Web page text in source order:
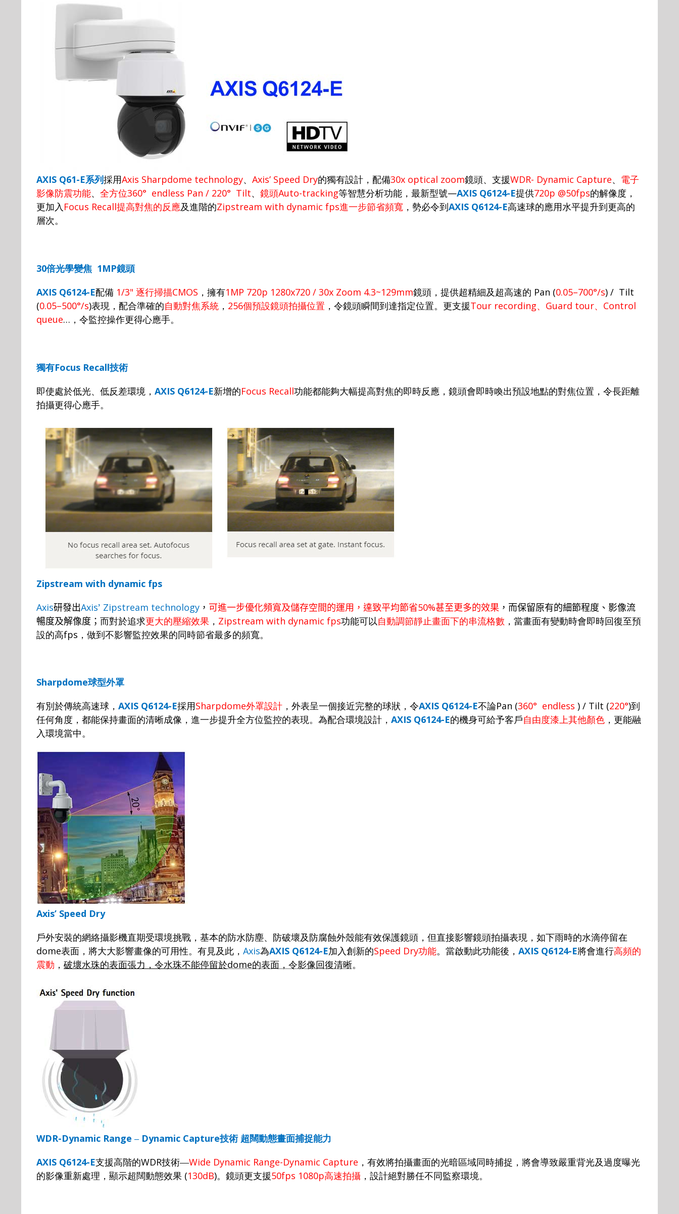
AXIS Q61-E系列採用Axis Sharpdome technology、 Axis’ Speed Dry的獨有設計，配備30x optical zoom鏡頭、支援WDR- Dynamic Capture、 電子
影像防震功能、 全方位360° endless Pan / 220° Tilt、 鏡頭Auto-tracking等智慧分析功能，最新型號—AXIS Q6124-E提供720p @50fps的解像度 ，
更加入 Focus Recall提高對焦的反應及進階的Zipstream with dynamic fps進一步節省頻寬 ， 勢必令到AXIS Q6124-E高速球的應用水平提升到更高的
層次。
30倍光學變焦 1MP鏡頭
AXIS Q6124-E配備 1/3" 逐行掃描CMOS ， 擁有1MP 720p 1280x720 / 30x Zoom 4.3~129mm鏡頭，提供超精細及超高速的 Pan (0.05–700°/s) / Tilt
(0.05–500°/s)表現 ， 配合準確的自動對焦系統 ， 256個預設鏡頭拍攝位置 ，令鏡頭瞬間到達指定位置。 更支援Tour recording、 Guard tour、 Control
queue… ，令監控操作更得心應手。
獨有Focus Recall技術
即使處於低光、低反差環境， AXIS Q6124-E新增的Focus Recall功能都能夠大幅提高對焦的即時反應，鏡頭會即時喚出預設地點的對焦位置，令長距離
拍攝更得心應手。
Zipstream with dynamic fps
Axis研發出Axis’ Zipstream technology ， 可進一步優化頻寬及儲存空間的運用，達致平均節省50%甚至更多的效果 ，而保留原有的細節程度、影像流
暢度及解像度； 而對於追求更大的壓縮效果 ， Zipstream with dynamic fps功能可以自動調節靜止畫面下的串流格數 ，當畫面有變動時會即時回復至預
設的高fps ，做到不影響監控效果的同時節省最多的頻寬。
Sharpdome球型外罩
有別於傳統高速球， AXIS Q6124-E採用Sharpdome外罩設計 ，外表呈一個接近完整的球狀，令AXIS Q6124-E不論Pan (360° endless ) / Tilt (220°)到
任何角度，都能保持畫面的清晰成像，進一步提升全方位監控的表現。為配合環境設計， AXIS Q6124-E的機身可給予客戶自由度漆上其他顏色 ，更能融
入環境當中。
Axis’ Speed Dry
戶外安裝的網絡攝影機直期受環境挑戰，基本的防水防塵、防破壞及防腐蝕外殼能有效保護鏡頭，但直接影響鏡頭拍攝表現，如下雨時的水滴停留在
dome表面，將大大影響畫像的可用性。有見及此， Axis為AXIS Q6124-E加入創新的Speed Dry功能。當啟動此功能後， AXIS Q6124-E將會進行高頻的
震動 ， 破壞水珠的表面張力，令水珠不能停留於dome的表面，令影像回復清晰。
WDR-Dynamic Range – Dynamic Capture技術 超闊動態畫面捕捉能力
AXIS Q6124-E支援高階的WDR技術—Wide Dynamic Range-Dynamic Capture ，有效將拍攝畫面的光暗區域同時捕捉，將會導致嚴重背光及過度曝光
的影像重新處理，顯示超闊動態效果 (130dB)。鏡頭更支援50fps 1080p高速拍攝 ，設計絕對勝任不同監察環境。